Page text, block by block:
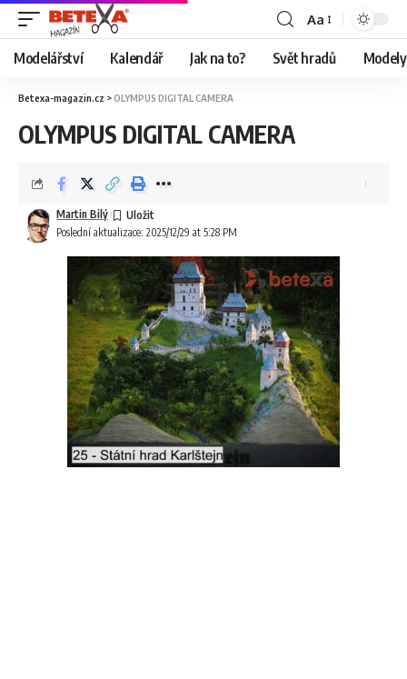
Aa
Modelářství Kalendář Jak na to? Svět hradů
Betexa-magazin.cz >OLYMPUS DIGITAL CAMERA
OLYMPUS DIGITAL CAMERA
Poslední aktualizace: 2025/12/29 at 5:28 PM
Martin Bilý